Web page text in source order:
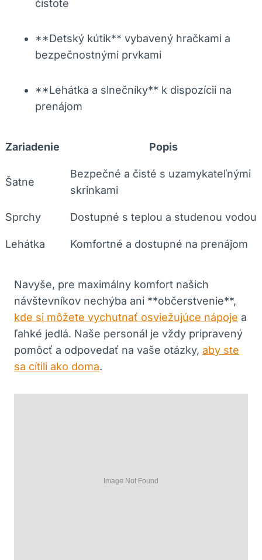
čistote
**Detský kútik** vybavený hračkami a
bezpečnostnými prvkami
**Lehátka a slnečníky** k dispozícii na
prenájom
Zariadenie Popis
Šatne
Bezpečné a čisté s uzamykateľnými
skrinkami
Sprchy Dostupné s teplou a studenou vodou
Lehátka Komfortné a dostupné na prenájom
Navyše, pre maximálny komfort našich
návštevníkov nechýba ani **občerstvenie**,
kde si môžete vychutnať osviežujúce nápoje a
ľahké jedlá. Naše personál je vždy pripravený
pomôcť a odpovedať na vaše otázky, aby ste
sa cítili ako doma.